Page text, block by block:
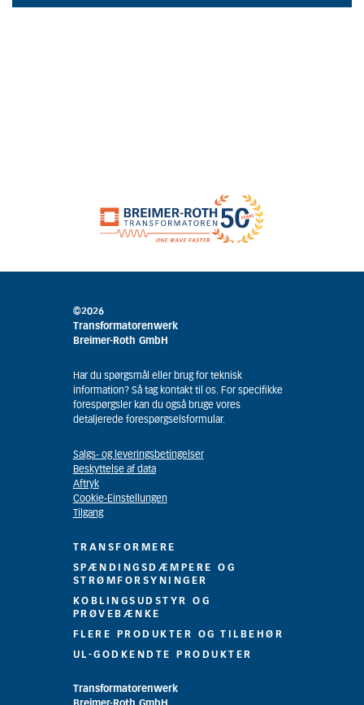
©2026
Transformatorenwerk
Breimer-Roth GmbH
Har du spørgsmål eller brug for teknisk
information? Så tag kontakt til os. For specifikke
forespørgsler kan du også bruge vores
detaljerede forespørgselsformular.
Salgs- og leveringsbetingelser
Beskyttelse af data
Aftryk
Cookie-Einstellungen
Tilgang
TRANSFORMERE
SPÆNDINGSDÆMPERE OG
STRØMFORSYNINGER
KOBLINGSUDSTYR OG
PRØVEBÆNKE
FLERE PRODUKTER OG TILBEHØR
UL-GODKENDTE PRODUKTER
Transformatorenwerk